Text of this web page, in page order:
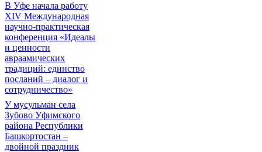
В Уфе начала работу
XIV Международная
научно-практическая
конференция «Идеалы
и ценности
авраамических
традиций: единство
посланий – диалог и
сотрудничество»
У мусульман села
Зубово Уфимского
района Республики
Башкортостан –
двойной праздник